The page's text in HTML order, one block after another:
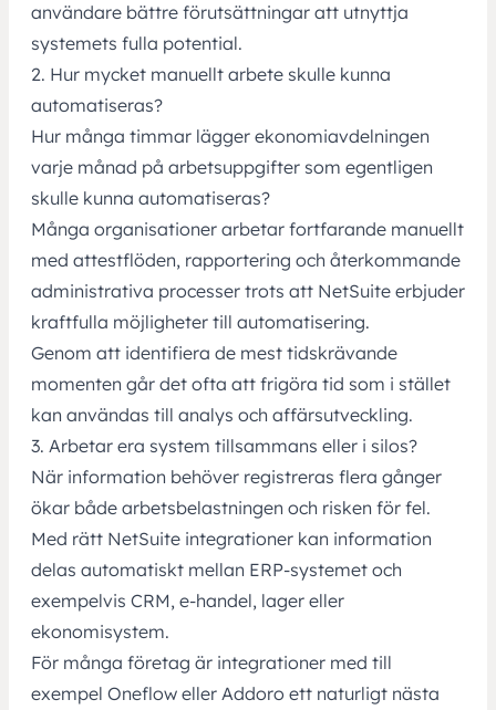
användare bättre förutsättningar att utnyttja
systemets fulla potential.
2. Hur mycket manuellt arbete skulle kunna
automatiseras?
Hur många timmar lägger ekonomiavdelningen
varje månad på arbetsuppgifter som egentligen
skulle kunna automatiseras?
Många organisationer arbetar fortfarande manuellt
med attestflöden, rapportering och återkommande
administrativa processer trots att NetSuite erbjuder
kraftfulla möjligheter till automatisering.
Genom att identifiera de mest tidskrävande
momenten går det ofta att frigöra tid som i stället
kan användas till analys och affärsutveckling.
3. Arbetar era system tillsammans eller i silos?
När information behöver registreras flera gånger
ökar både arbetsbelastningen och risken för fel.
Med rätt NetSuite integrationer kan information
delas automatiskt mellan ERP-systemet och
exempelvis CRM, e-handel, lager eller
ekonomisystem.
För många företag är integrationer med till
exempel Oneflow eller Addoro ett naturligt nästa